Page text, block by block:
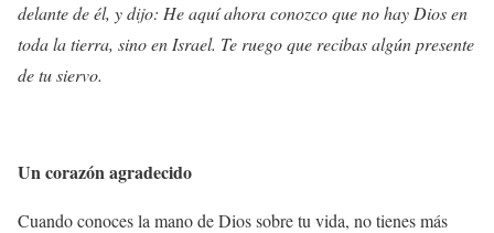
delante de él, y dijo: He aquí ahora conozco que no hay Dios en
toda la tierra, sino en Israel. Te ruego que recibas algún presente
de tu siervo.
Un corazón agradecido
Cuando conoces la mano de Dios sobre tu vida, no tienes más